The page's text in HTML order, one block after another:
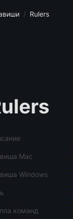
/ Rulers
Mac
Windows
команд